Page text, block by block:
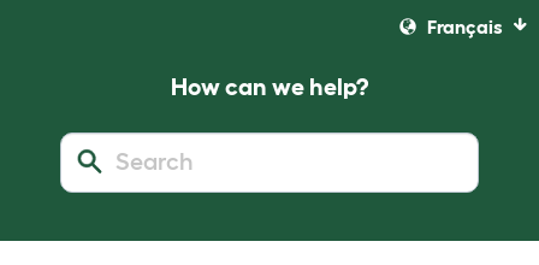
Français
How can we help?